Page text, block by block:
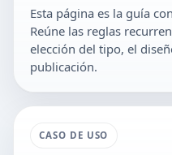
Esta página es la guía
Reúne las reglas
elección del tipo, el
publicación.
CASO DE USO